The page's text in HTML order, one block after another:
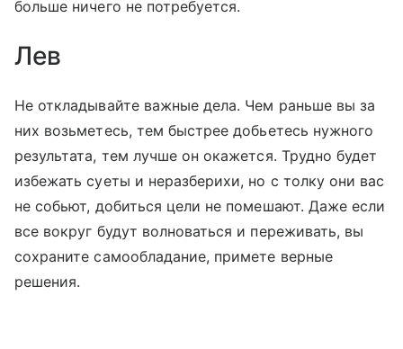
больше ничего не потребуется.
Лев
Не откладывайте важные дела. Чем раньше вы за
них возьметесь, тем быстрее добьетесь нужного
результата, тем лучше он окажется. Трудно будет
избежать суеты и неразберихи, но с толку они вас
не собьют, добиться цели не помешают. Даже если
все вокруг будут волноваться и переживать, вы
сохраните самообладание, примете верные
решения.